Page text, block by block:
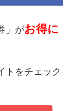
」がお得に
トをチェック